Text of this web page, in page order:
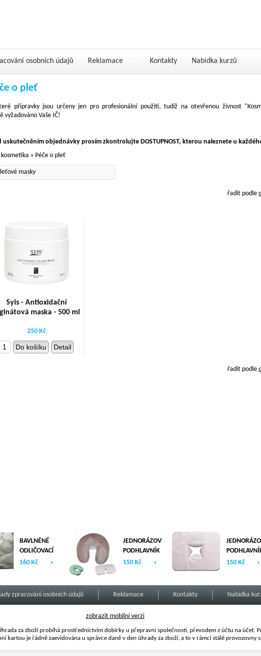
osobních údajů Reklamace Kontakty Nabídka kurzů
o pleť
přípravky jsou určeny jen pro profesionální použití, tudíž na otevřenou živnost
vyžadováno Vaše IČ!
uskutečněním objednávky prosím zkontrolujte DOSTUPNOST, kterou naleznete u
kosmetika » Péče o pleť
masky
řadit podle
Syis - Antioxidační
maska - 500 ml
250 Kč
Do košíku Detail
řadit podle
BAVLNĚNÉ
ODLIČOVACÍ
TAMPONY
160 Kč
JEDNORÁZOVÝ
PODHLAVNÍK
Z NETKANÉ
150 Kč
Z NETKANÉ
150 Kč
zpracování osobních údajů Reklamace Kontakty Nabídka
zobrazit mobilní verzi
za zboží probíhá prostřednictvím dobírky u přepravní společnosti, převodem z účtu na účet.
kartou je řádně zaevidována u správce daně v den úhrady za zboží, a to v rámci stálé provozovny